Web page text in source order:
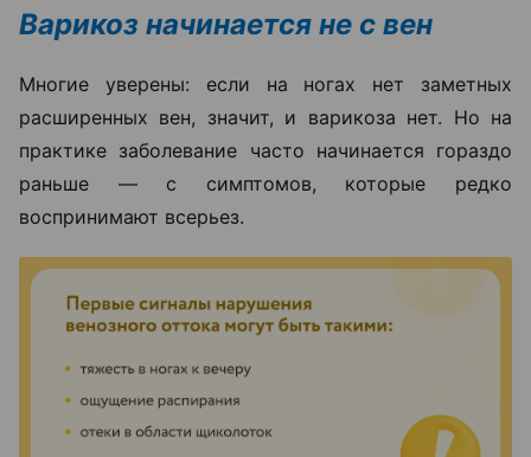
Варикоз начинается не с вен
Многие уверены: если на ногах нет заметных
расширенных вен, значит, и варикоза нет. Но на
практике заболевание часто начинается гораздо
раньше — с симптомов, которые редко
воспринимают всерьез.